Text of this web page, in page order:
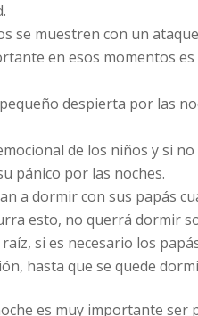
se muestren con un
en esos momentos es
despierta por las
de los niños y si
pánico por las noches.
a dormir con sus papás
esto, no querrá dormir
si es necesario los
hasta que se quede
es muy importante ser